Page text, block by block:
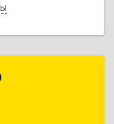
Владимир